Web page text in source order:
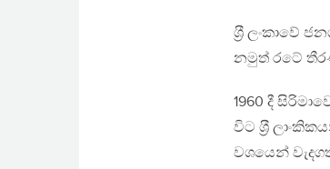
ශ‍්‍රී ලංකාවේ
නමුත් රටේ
1960 දී
විට ශ‍්‍රී
වශයෙන්